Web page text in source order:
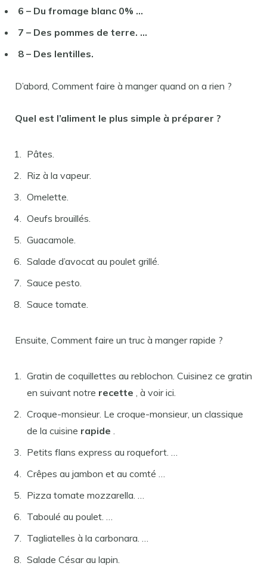
6 – Du fromage blanc 0% …
7 – Des pommes de terre. …
8 – Des lentilles.
D’abord, Comment faire à manger quand on a rien ?
Quel est l’aliment le plus simple à préparer ?
Pâtes.
Riz à la vapeur.
Omelette.
Oeufs brouillés.
Guacamole.
Salade d’avocat au poulet grillé.
Sauce pesto.
Sauce tomate.
Ensuite, Comment faire un truc à manger rapide ?
Gratin de coquillettes au reblochon. Cuisinez ce gratin
en suivant notre recette , à voir ici.
Croque-monsieur. Le croque-monsieur, un classique
de la cuisine rapide .
Petits flans express au roquefort. …
Crêpes au jambon et au comté …
Pizza tomate mozzarella. …
Taboulé au poulet. …
Tagliatelles à la carbonara. …
Salade César au lapin.